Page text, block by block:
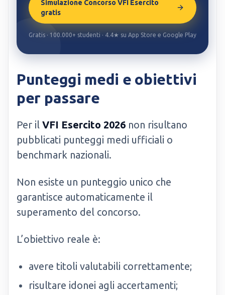
Simulazione Concorso VFI Esercito
gratis
Gratis · 100.000+ studenti · 4.4★ su App Store e Google Play
Punteggi medi e obiettivi
per passare
Per il VFI Esercito 2026 non risultano
pubblicati punteggi medi ufficiali o
benchmark nazionali.
Non esiste un punteggio unico che
garantisce automaticamente il
superamento del concorso.
L’obiettivo reale è:
avere titoli valutabili correttamente;
risultare idonei agli accertamenti;